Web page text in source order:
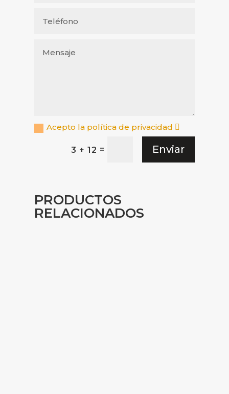
Acepto la política de privacidad
3 + 12 = Enviar
PRODUCTOS
RELACIONADOS